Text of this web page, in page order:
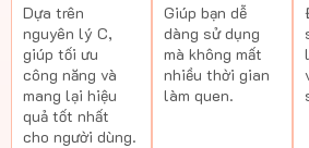
Dựa trên
nguyên lý C,
giúp tối ưu
công năng và
mang lại hiệu
quả tốt nhất
cho người dùng.
Giúp bạn dễ
dàng sử dụng
mà không mất
nhiều thời gian
làm quen.